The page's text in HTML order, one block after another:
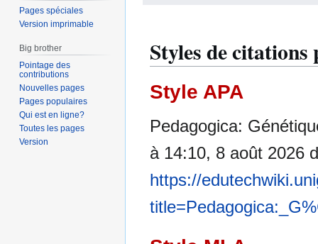
Styles de
Style APA
Pedagogica:
à 14:10, 8 août 2026
https://
Pages spéciales
Version imprimable
Big brother
Pointage des
contributions
Nouvelles pages
Pages populaires
Qui est en ligne?
Toutes les pages
Version